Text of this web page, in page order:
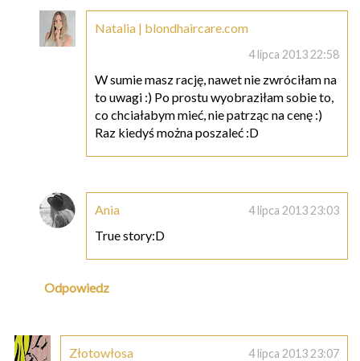
Natalia | blondhaircare.com
4 lipca 2013 22:58
W sumie masz rację, nawet nie zwróciłam na
to uwagi :) Po prostu wyobraziłam sobie to,
co chciałabym mieć, nie patrząc na cenę :)
Raz kiedyś można poszaleć :D
Ania 4 lipca 2013 23:03
True story:D
Odpowiedz
Złotowłosa 4 lipca 2013 23:07